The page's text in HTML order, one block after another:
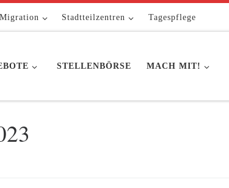
Migration Stadtteilzentren Tagespflege
STELLENBÖRSE MACH MIT!